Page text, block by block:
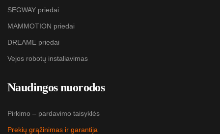
SEGWAY priedai
MAMMOTION priedai
DREAME priedai
Vejos robotų instaliavimas
Naudingos nuorodos
Pirkimo – pardavimo taisyklės
Prekių grąžinimas ir garantija